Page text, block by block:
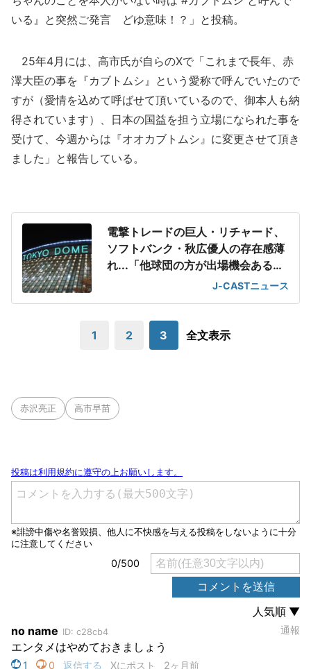
いる』と突然ご発言 どゆ意味！？」と投稿。
25年4月には、高市氏が自らのXで「これまで長年、赤
澤大臣の事を『カブトムシ』という愛称で呼んでいたので
すが（愛情を込めて呼ばせて頂いているので、御本人も納
得されています）、日本の国益を担う立場になられた事を
受けて、今週からは『オオカブトムシ』に変更させて頂き
ました」と報告している。
電撃トレードの巨人・リチャード、
ソフトバンク・秋広優人の存在感薄
れ...「他球団の方が出場機会ある」
J-CASTニュース
1 2 3 全文表示
赤沢亮正 高市早苗